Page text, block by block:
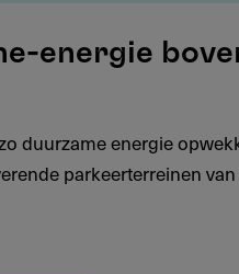
energie
duurzame energie
parkeerterreinen